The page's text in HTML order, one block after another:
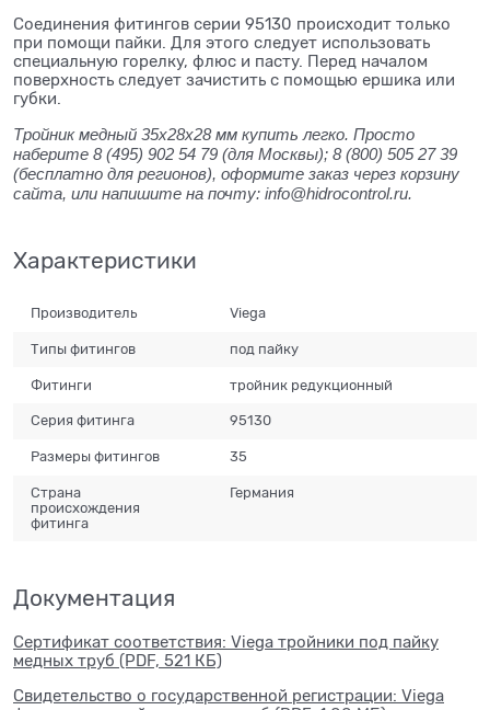
Соединения фитингов серии 95130 происходит только
при помощи пайки. Для этого следует использовать
специальную горелку, флюс и пасту. Перед началом
поверхность следует зачистить с помощью ершика или
губки.
Тройник медный 35x28x28 мм купить легко. Просто
наберите 8 (495) 902 54 79 (для Москвы); 8 (800) 505 27 39
(бесплатно для регионов), оформите заказ через корзину
сайта, или напишите на почту: info@hidrocontrol.ru.
Характеристики
Производитель Viega
Типы фитингов под пайку
Фитинги тройник редукционный
Серия фитинга 95130
Размеры фитингов 35
Страна
происхождения
фитинга
Германия
Документация
Сертификат соответствия: Viega тройники под пайку
медных труб (PDF, 521 КБ)
Свидетельство о государственной регистрации: Viega